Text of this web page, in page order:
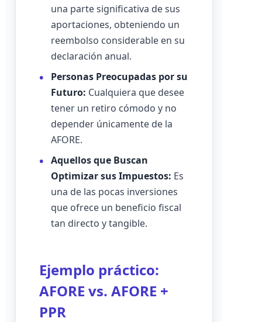
una parte significativa de sus
aportaciones, obteniendo un
reembolso considerable en su
declaración anual.
Personas Preocupadas por su
Futuro: Cualquiera que desee
tener un retiro cómodo y no
depender únicamente de la
AFORE.
Aquellos que Buscan
Optimizar sus Impuestos: Es
una de las pocas inversiones
que ofrece un beneficio fiscal
tan directo y tangible.
Ejemplo práctico:
AFORE vs. AFORE +
PPR